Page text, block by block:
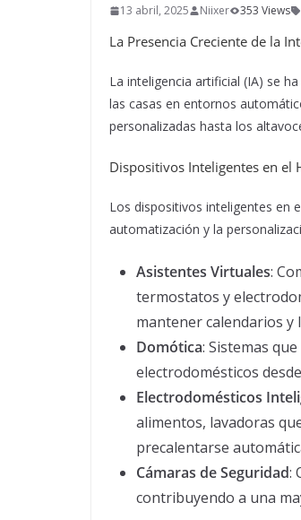
13 abril, 2025 Niixer 353 Views
La Presencia Creciente de la
La inteligencia artificial (IA) se
las casas en entornos
personalizadas hasta los
Dispositivos Inteligentes en el
Los dispositivos inteligentes en
automatización y la
Asistentes Virtuales:
termostatos y
mantener calendarios y
Domótica: Sistemas
electrodomésticos
Electrodomésticos
alimentos, lavadoras
precalentarse
Cámaras de Seguridad:
contribuyendo a una